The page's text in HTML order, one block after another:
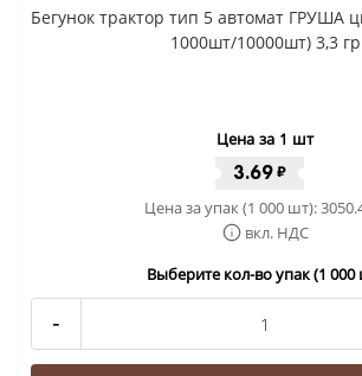
Бегунок трактор тип 5 автомат ГРУША
1000шт/10000шт) 3,3 гр
Цена за 1 шт
3.69 ₽
Цена за упак (1 000 шт):
вкл. НДС
Выберите кол-во упак (1 000
-